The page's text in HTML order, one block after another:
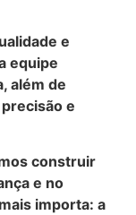
e
equipe
além de
e
construir
e no
importa: a